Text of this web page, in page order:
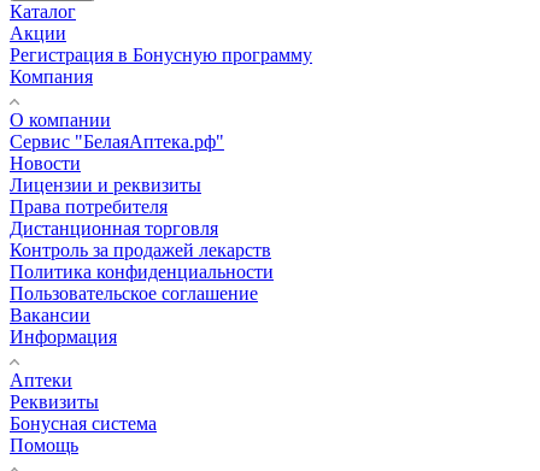
Каталог
Акции
Регистрация в Бонусную программу
Компания
О компании
Сервис "БелаяАптека.рф"
Новости
Лицензии и реквизиты
Права потребителя
Дистанционная торговля
Контроль за продажей лекарств
Политика конфиденциальности
Пользовательское соглашение
Вакансии
Информация
Аптеки
Реквизиты
Бонусная система
Помощь